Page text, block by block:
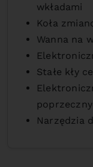
wkładami
Koła
Wanna na
Stałe kły
Narzędzia